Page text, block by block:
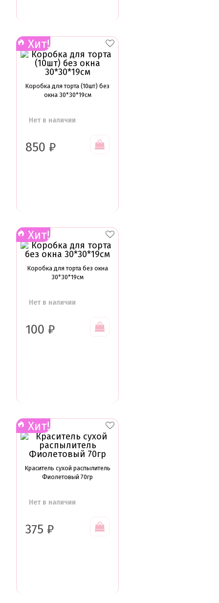
Найти
Хит!
Коробка для торта (10шт) без
окна 30*30*19см
Нет в наличии
850 ₽
Хит!
Коробка для торта без окна
30*30*19см
Нет в наличии
100 ₽
Хит!
Краситель сухой распылитель
Фиолетовый 70гр
Нет в наличии
375 ₽